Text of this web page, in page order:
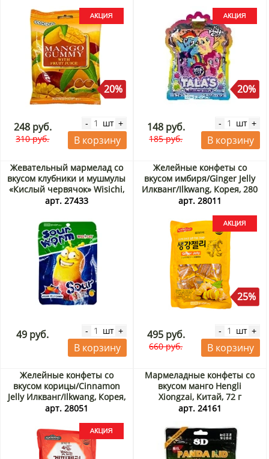
20%
248 руб.
310 руб.
- шт +
В корзину
20%
148 руб.
185 руб.
- шт +
В корзину
Жевательный мармелад со
вкусом клубники и мушмулы
«Кислый червячок» Wisichi,
Китай, 20 г
арт. 27433
49 руб. - шт +
В корзину
Желейные конфеты со
вкусом имбиря/Ginger Jelly
Илкванг/Ilkwang, Корея, 280
г Акция
арт. 28011
25%
495 руб.
660 руб.
- шт +
В корзину
Желейные конфеты со
вкусом корицы/Cinnamon
Jelly Илкванг/Ilkwang, Корея,
280 г Акция
арт. 28051
Мармеладные конфеты со
вкусом манго Hengli
Xiongzai, Китай, 72 г
арт. 24161